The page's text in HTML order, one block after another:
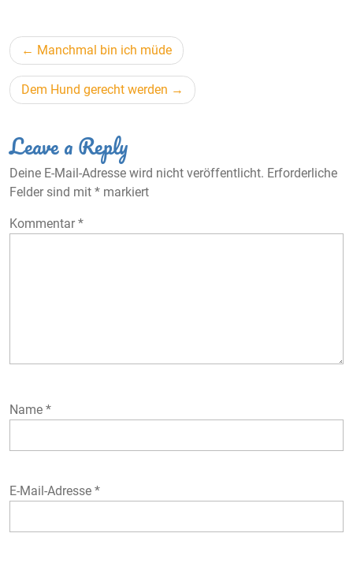
Beitragsnavigation
Manchmal bin ich müde
Dem Hund gerecht werden
Leave a Reply
Deine E-Mail-Adresse wird nicht veröffentlicht. Erforderliche
Felder sind mit * markiert
Kommentar*
Name *
E-Mail-Adresse *